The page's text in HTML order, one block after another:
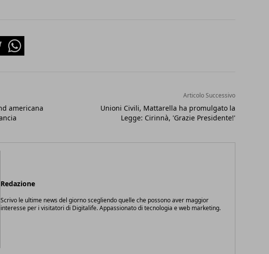
Whatsapp
americana
Articolo Successivo
Unioni Civili, Mattarella ha promulgato la
Legge: Cirinnà, 'Grazie Presidente!'
Redazione
Scrivo le ultime news del giorno scegliendo quelle che possono aver maggior
interesse per i visitatori di Digitalife. Appassionato di tecnologia e web marketing.